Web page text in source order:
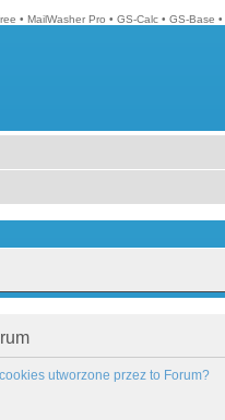
• MailWasher Pro • GS-Calc • GS-Base •
utworzone przez to Forum?